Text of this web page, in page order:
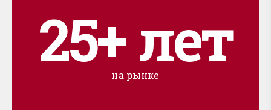
25+ лет
на рынке